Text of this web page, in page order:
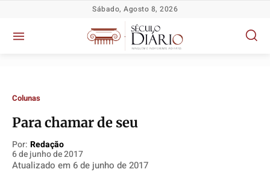
Política
Política
Política
Política
Sábado, Agosto 8, 2026
Colunas
Para chamar de seu
Por: Redação
6 de junho de 2017
Atualizado em 6 de junho de 2017